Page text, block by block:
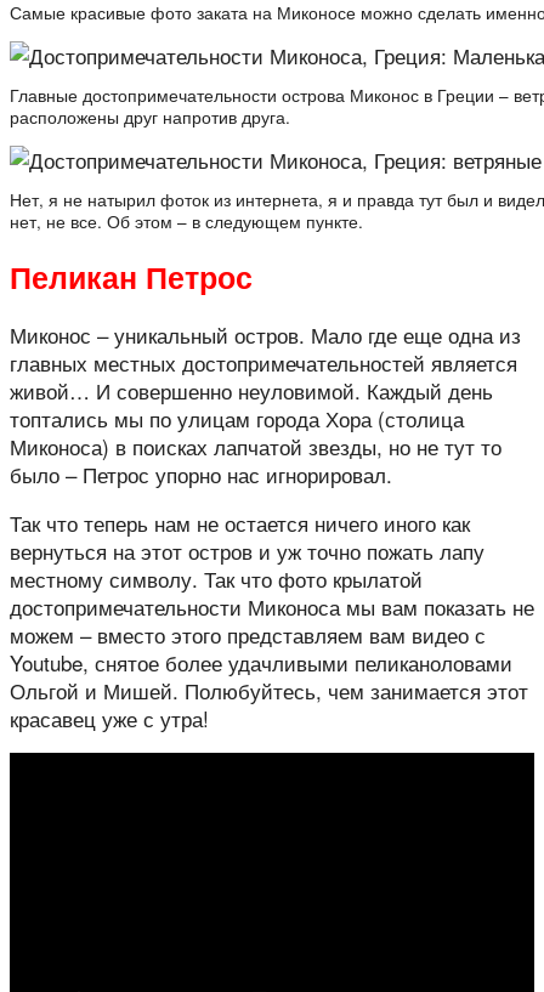
Самые красивые фото заката на Миконосе можно сделать
Главные достопримечательности острова Миконос в Греции –
расположены друг напротив друга.
Нет, я не натырил фоток из интернета, я и правда тут был и
нет, не все. Об этом – в следующем пункте.
Пеликан Петрос
Миконос – уникальный остров. Мало где еще одна из
главных местных достопримечательностей является
живой… И совершенно неуловимой. Каждый день
топтались мы по улицам города Хора (столица
Миконоса) в поисках лапчатой звезды, но не тут то
было – Петрос упорно нас игнорировал.
Так что теперь нам не остается ничего иного как
вернуться на этот остров и уж точно пожать лапу
местному символу. Так что фото крылатой
достопримечательности Миконоса мы вам показать не
можем – вместо этого представляем вам видео с
Youtube, снятое более удачливыми пеликаноловами
Ольгой и Мишей. Полюбуйтесь, чем занимается этот
красавец уже с утра!